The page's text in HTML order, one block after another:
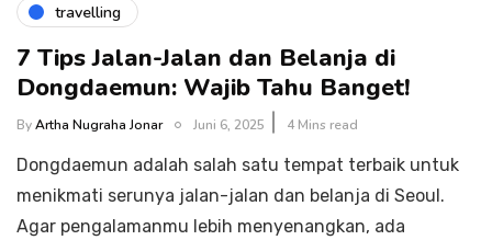
travelling
7 Tips Jalan-Jalan dan Belanja di
Dongdaemun: Wajib Tahu Banget!
ByArtha Nugraha Jonar Juni 6, 2025 4 Mins read
Dongdaemun adalah salah satu tempat terbaik untuk
menikmati serunya jalan-jalan dan belanja di Seoul.
Agar pengalamanmu lebih menyenangkan, ada